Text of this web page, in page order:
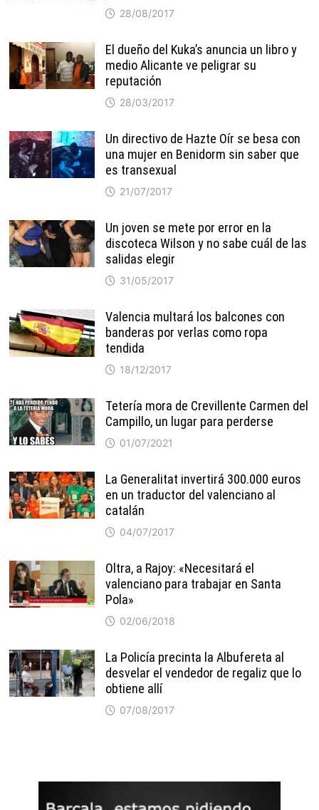
28/08/2017
El dueño del Kuka’s anuncia un libro y
medio Alicante ve peligrar su
reputación
28/03/2017
Un directivo de Hazte Oír se besa con
una mujer en Benidorm sin saber que
es transexual
21/07/2017
Un joven se mete por error en la
discoteca Wilson y no sabe cuál de las
salidas elegir
31/05/2017
Valencia multará los balcones con
banderas por verlas como ropa
tendida
18/12/2017
Tetería mora de Crevillente Carmen del
Campillo, un lugar para perderse
01/07/2021
La Generalitat invertirá 300.000 euros
en un traductor del valenciano al
catalán
04/07/2017
Oltra, a Rajoy: «Necesitará el
valenciano para trabajar en Santa
Pola»
02/06/2018
La Policía precinta la Albufereta al
desvelar el vendedor de regaliz que lo
obtiene allí
07/08/2017